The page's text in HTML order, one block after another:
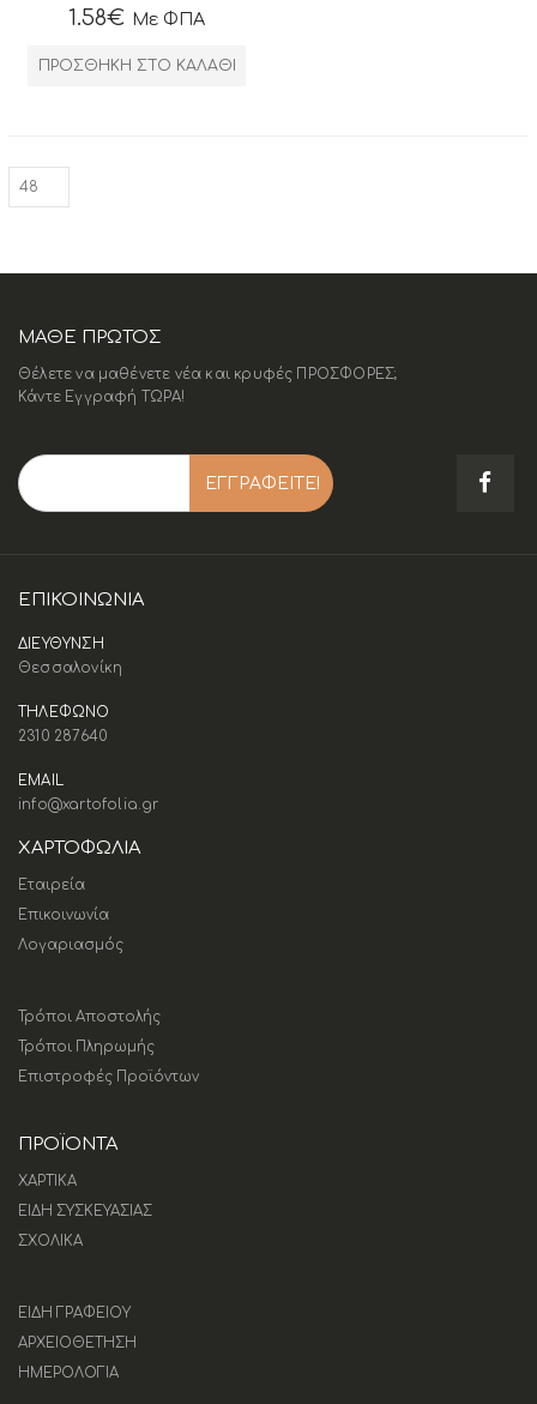
1.58€ Με ΦΠΑ
ΠΡΟΣΘΉΚΗ ΣΤΟ ΚΑΛΆΘΙ
ΜΑΘΕ ΠΡΩΤΟΣ
Θέλετε να μαθένετε νέα και κρυφές ΠΡΟΣΦΟΡΕΣ;
Κάντε Εγγραφή ΤΩΡΑ!
ΕΠΙΚΟΙΝΩΝΊΑ
ΔΙΕΥΘΥΝΣΗ
Θεσσαλονίκη
ΤΗΛΕΦΩΝΟ
2310 287640
EMAIL
info@xartofolia.gr
ΧΑΡΤΟΦΩΛΙΑ
Εταιρεία
Επικοινωνία
Λογαριασμός
Τρόποι Αποστολής
Τρόποι Πληρωμής
Επιστροφές Προϊόντων
ΠΡΟΪΟΝΤΑ
ΧΑΡΤΙΚΑ
ΕΙΔΗ ΣΥΣΚΕΥΑΣΙΑΣ
ΣΧΟΛΙΚΑ
ΕΙΔΗ ΓΡΑΦΕΙΟΥ
ΑΡΧΕΙΟΘΕΤΗΣΗ
ΗΜΕΡΟΛΟΓΙΑ